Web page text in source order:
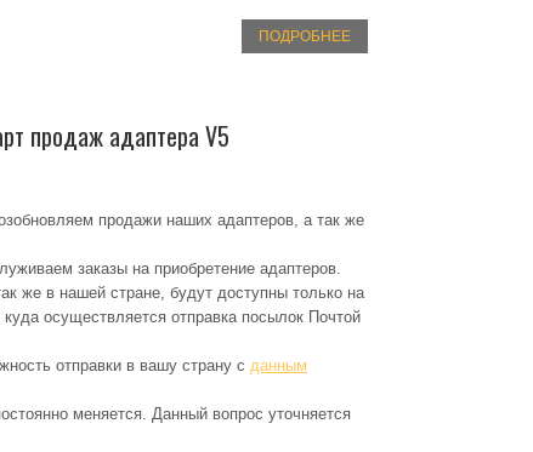
ПОДРОБНЕЕ
продаж адаптера V5
продажи наших адаптеров, а так же
заказы на приобретение адаптеров.
же в нашей стране, будут доступны только на
осуществляется отправка посылок Почтой
отправки в вашу страну с данным
меняется. Данный вопрос уточняется